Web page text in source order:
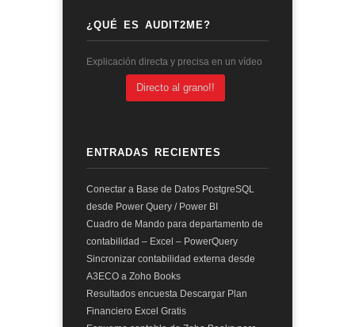
¿QUÉ ES AUDIT2ME?
Explicación directa y precisa en un vídeo
Directo al grano!!
ENTRADAS RECIENTES
Conectar a Base de Datos PostgreSQL
desde Power Query / Power BI
Cuadro de Mando para departamento de
contabilidad – Excel – PowerQuery
Sincronizar contabilidad externa desde
A3ECO a Zoho Books
Resultados encuesta Descargar Plan
Financiero Excel Gratis